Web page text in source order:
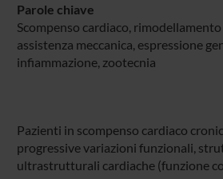
Parole chiave
Scompenso cardiaco,
assistenza meccanica, espressione
infiammazione, zootecnia
Pazienti in scompenso cardiaco
progressive variazioni funzionali,
ultrastrutturali cardiache (funzione